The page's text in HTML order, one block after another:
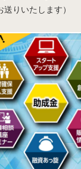
りいたします）